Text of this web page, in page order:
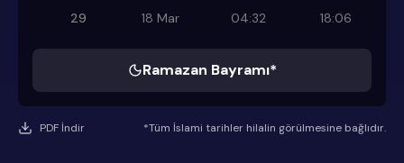
29
18 Mar 04:32 18:06
Ramazan Bayramı*
PDF İndir *Tüm İslami tarihler hilalin görülmesine bağlıdır.